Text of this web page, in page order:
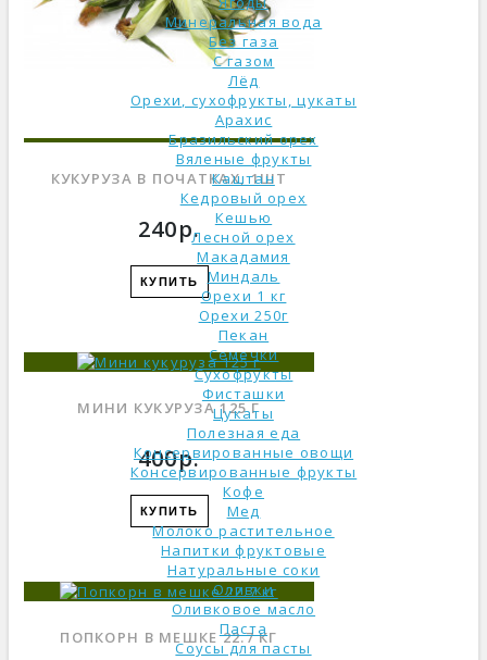
Минеральная вода
Без газа
С газом
Лёд
Орехи, сухофрукты, цукаты
Арахис
Бразильский орех
Вяленые фрукты
Каштан
Кедровый орех
Кешью
Лесной орех
Макадамия
Миндаль
Орехи 1 кг
Орехи 250г
Пекан
Семечки
Сухофрукты
Фисташки
Цукаты
Полезная еда
Консервированные овощи
Консервированные фрукты
Кофе
Мед
Молоко растительное
Напитки фруктовые
Натуральные соки
Оливки
Оливковое масло
Паста
Соусы для пасты
КУКУРУЗА В ПОЧАТКАХ, 1ШТ
240р.
КУПИТЬ
МИНИ КУКУРУЗА 125 Г
400р.
КУПИТЬ
ПОПКОРН В МЕШКЕ 22.7 КГ